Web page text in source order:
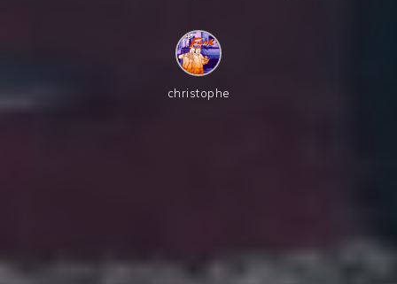
christophe